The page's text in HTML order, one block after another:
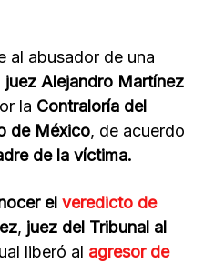
al abusador de una
juez Alejandro Martínez
la Contraloría del
de México, de acuerdo
de la víctima.
el veredicto de
, juez del Tribunal al
liberó al agresor de